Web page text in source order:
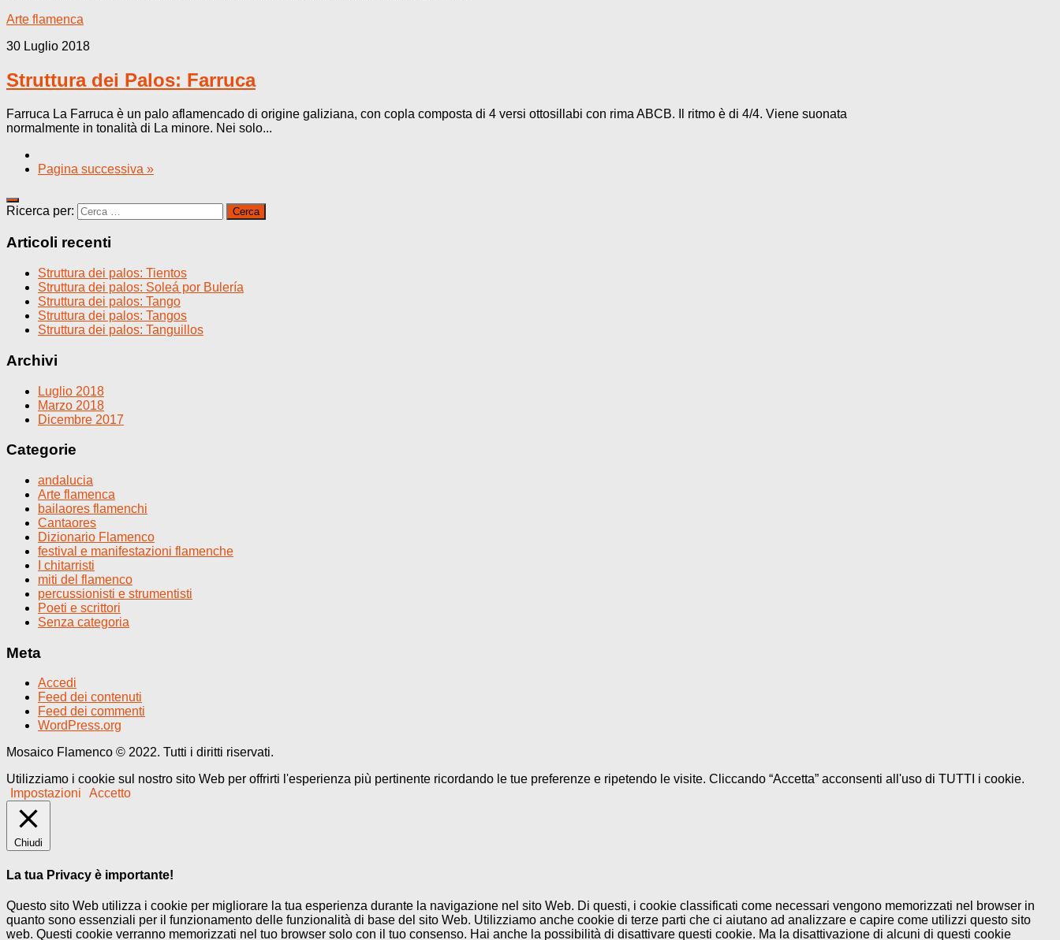
Arte flamenca
30 Luglio 2018
Struttura dei Palos: Farruca
Farruca La Farruca è un palo aflamencado di origine galiziana, con copla composta di 4 versi ottosillabi con rima ABCB. Il ritmo è di 4/4. Viene suonata
normalmente in tonalità di La minore. Nei solo...
Pagina successiva »
Ricerca per:
Articoli recenti
Struttura dei palos: Tientos
Struttura dei palos: Soleá por Bulería
Struttura dei palos: Tango
Struttura dei palos: Tangos
Struttura dei palos: Tanguillos
Archivi
Luglio 2018
Marzo 2018
Dicembre 2017
Categorie
andalucia
Arte flamenca
bailaores flamenchi
Cantaores
Dizionario Flamenco
festival e manifestazioni flamenche
I chitarristi
miti del flamenco
percussionisti e strumentisti
Poeti e scrittori
Senza categoria
Meta
Accedi
Feed dei contenuti
Feed dei commenti
WordPress.org
Mosaico Flamenco © 2022. Tutti i diritti riservati.
Utilizziamo i cookie sul nostro sito Web per offrirti l'esperienza più pertinente ricordando le tue preferenze e ripetendo le visite. Cliccando “Accetta” acconsenti all'uso di TUTTI i cookie.
Impostazioni
Accetto
Chiudi
La tua Privacy è importante!
Questo sito Web utilizza i cookie per migliorare la tua esperienza durante la navigazione nel sito Web. Di questi, i cookie classificati come necessari vengono memorizzati nel browser in
quanto sono essenziali per il funzionamento delle funzionalità di base del sito Web. Utilizziamo anche cookie di terze parti che ci aiutano ad analizzare e capire come utilizzi questo sito
web. Questi cookie verranno memorizzati nel tuo browser solo con il tuo consenso. Hai anche la possibilità di disattivare questi cookie. Ma la disattivazione di alcuni di questi cookie